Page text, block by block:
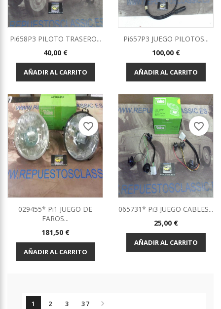
Pi658P3 PILOTO TRASERO...
Precio
40,00 €
AÑADIR AL CARRITO
Pi657P3 JUEGO PILOTOS...
Precio
100,00 €
AÑADIR AL CARRITO
029455* Pi1 JUEGO DE
FAROS...
Precio
181,50 €
AÑADIR AL CARRITO
favorite_border
065731* Pi3 JUEGO CABLES...
Precio
25,00 €
AÑADIR AL CARRITO
favorite_border
1 2 3 37 